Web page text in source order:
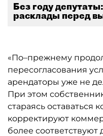
Без году
расклады перед
«По–прежнему
пересогласования
арендаторы уже не
При этом
стараясь оставаться
корректируют
более соответствуют